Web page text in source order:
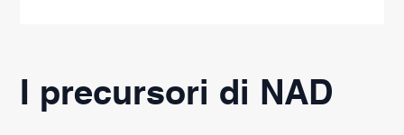
I precursori di NAD